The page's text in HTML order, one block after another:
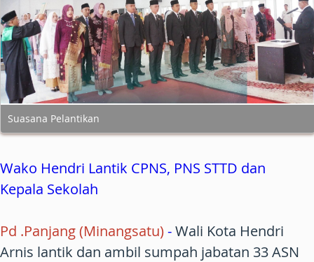
Suasana Pelantikan
Wako Hendri Lantik CPNS, PNS STTD dan
Kepala Sekolah
Pd .Panjang (Minangsatu) -Wali Kota Hendri
Arnis lantik dan ambil sumpah jabatan 33 ASN